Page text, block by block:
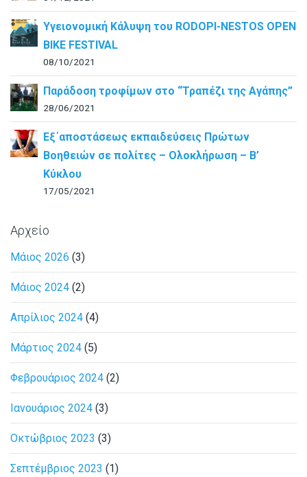
Υγειονομική Κάλυψη του RODOPI-NESTOS OPEN
BIKE FESTIVAL
08/10/2021
Παράδοση τροφίμων στο “Τραπέζι της Αγάπης”
28/06/2021
Εξ΄αποστάσεως εκπαιδεύσεις Πρώτων
Βοηθειών σε πολίτες – Ολοκλήρωση – B’
Κύκλου
17/05/2021
Αρχείο
Μάιος 2026 (3)
Μάιος 2024 (2)
Απρίλιος 2024 (4)
Μάρτιος 2024 (5)
Φεβρουάριος 2024 (2)
Ιανουάριος 2024 (3)
Οκτώβριος 2023 (3)
Σεπτέμβριος 2023 (1)